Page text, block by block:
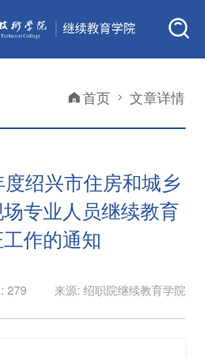
首页 文章详情
绍兴市住房和城乡
专业人员继续教育
作的通知
279 来源: 绍职院继续教育学院